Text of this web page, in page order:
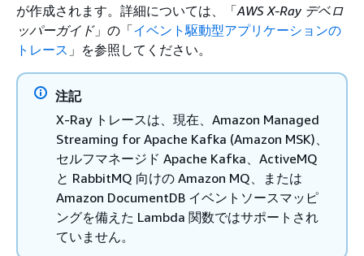
が作成されます。詳細については、「AWS X-Ray デベロ
ッパーガイド」の「イベント駆動型アプリケーションの
トレース 」を参照してください。
注記
X-Ray トレースは、現在、Amazon Managed
Streaming for Apache Kafka (Amazon MSK)、
セルフマネージド Apache Kafka、ActiveMQ
と RabbitMQ 向けの Amazon MQ、または
Amazon DocumentDB イベントソースマッピ
ングを備えた Lambda 関数ではサポートされ
ていません。